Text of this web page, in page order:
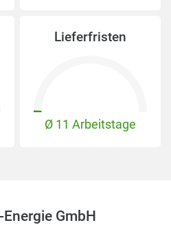
Lieferfristen
Ø 11 Arbeitstage
GmbH